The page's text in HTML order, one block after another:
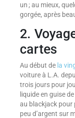
un ; au mieux,
gorgée, après
2.
cartes
Au début de la
voiture à L.A.
trois jours pour
liquide en guise
au blackjack pour
peu d’argent sur